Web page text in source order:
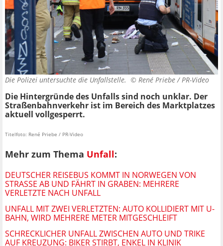
Die Polizei untersuchte die Unfallstelle. © René Priebe / PR-Video
Die Hintergründe des Unfalls sind noch unklar. Der
Straßenbahnverkehr ist im Bereich des Marktplatzes
aktuell vollgesperrt.
Titelfoto: René Priebe / PR-Video
Mehr zum Thema Unfall:
DEUTSCHER REISEBUS KOMMT IN NORWEGEN VON
STRASSE AB UND FÄHRT IN GRABEN: MEHRERE V
ERLETZTE NACH UNFALL
UNFALL MIT ZWEI VERLETZTEN: AUTO KOLLIDIERT MIT U-
BAHN, WIRD MEHRERE METER MITGESCHLEIFT
SCHRECKLICHER UNFALL ZWISCHEN AUTO UND TRIKE
AUF KREUZUNG: BIKER STIRBT, ENKEL IN KLINIK